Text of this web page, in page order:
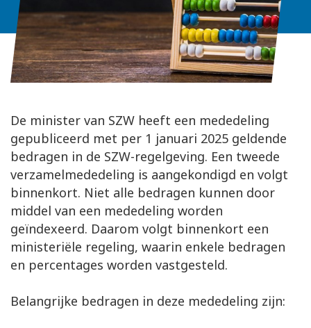
De minister van SZW heeft een mededeling
gepubliceerd met per 1 januari 2025 geldende
bedragen in de SZW-regelgeving. Een tweede
verzamelmededeling is aangekondigd en volgt
binnenkort. Niet alle bedragen kunnen door
middel van een mededeling worden
geïndexeerd. Daarom volgt binnenkort een
ministeriële regeling, waarin enkele bedragen
en percentages worden vastgesteld.
Belangrijke bedragen in deze mededeling zijn: